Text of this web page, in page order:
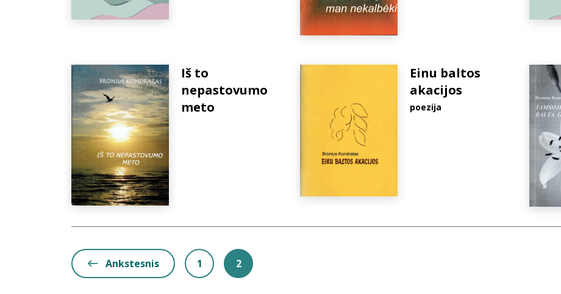
Iš to
nepastovumo
meto
Einu baltos
akacijos
poezija
Ankstesnis 1 2